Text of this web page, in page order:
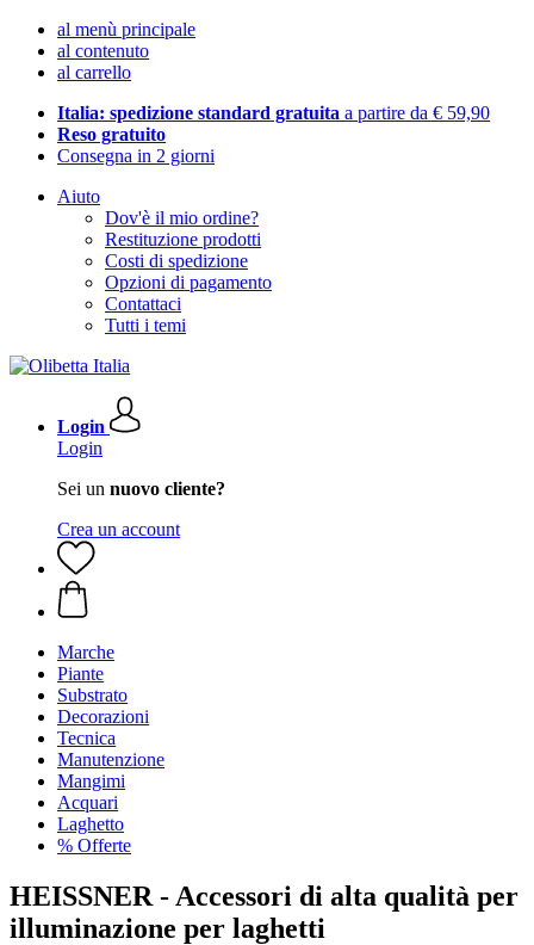
al menù principale
al contenuto
al carrello
Italia: spedizione standard gratuita a partire da € 59,90
Reso gratuito
Consegna in 2 giorni
Aiuto
Dov'è il mio ordine?
Restituzione prodotti
Costi di spedizione
Opzioni di pagamento
Contattaci
Tutti i temi
Login
Login
Sei un nuovo cliente?
Crea un account
Marche
Piante
Substrato
Decorazioni
Tecnica
Manutenzione
Mangimi
Acquari
Laghetto
% Offerte
HEISSNER - Accessori di alta qualità per
illuminazione per laghetti